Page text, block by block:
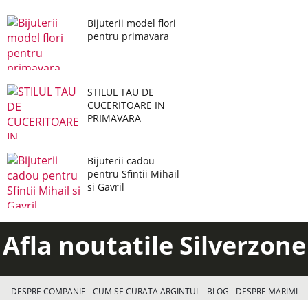
Bijuterii model flori
pentru primavara
STILUL TAU DE
CUCERITOARE IN
PRIMAVARA
Bijuterii cadou
pentru Sfintii Mihail
si Gavril
Afla noutatile Silverzone
DESPRE COMPANIE CUM SE CURATA ARGINTUL BLOG
DESPRE MARIMI